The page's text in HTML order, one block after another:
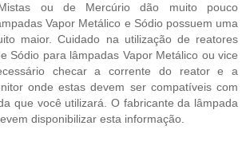
ou de Mercúrio dão muito pouco
Vapor Metálico e Sódio possuem uma
maior. Cuidado na utilização de reatores
Sódio para lâmpadas Vapor Metálico ou vice
checar a corrente do reator e a
onde estas devem ser compatíveis com
que você utilizará. O fabricante da lâmpada
disponibilizar esta informação.